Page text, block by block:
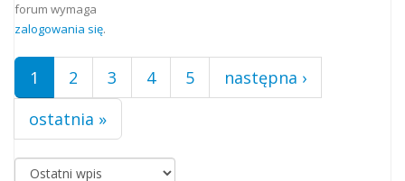
forum wymaga
zalogowania się.
1 2 3 4 5
następna ›
ostatnia »
Porządkuj według